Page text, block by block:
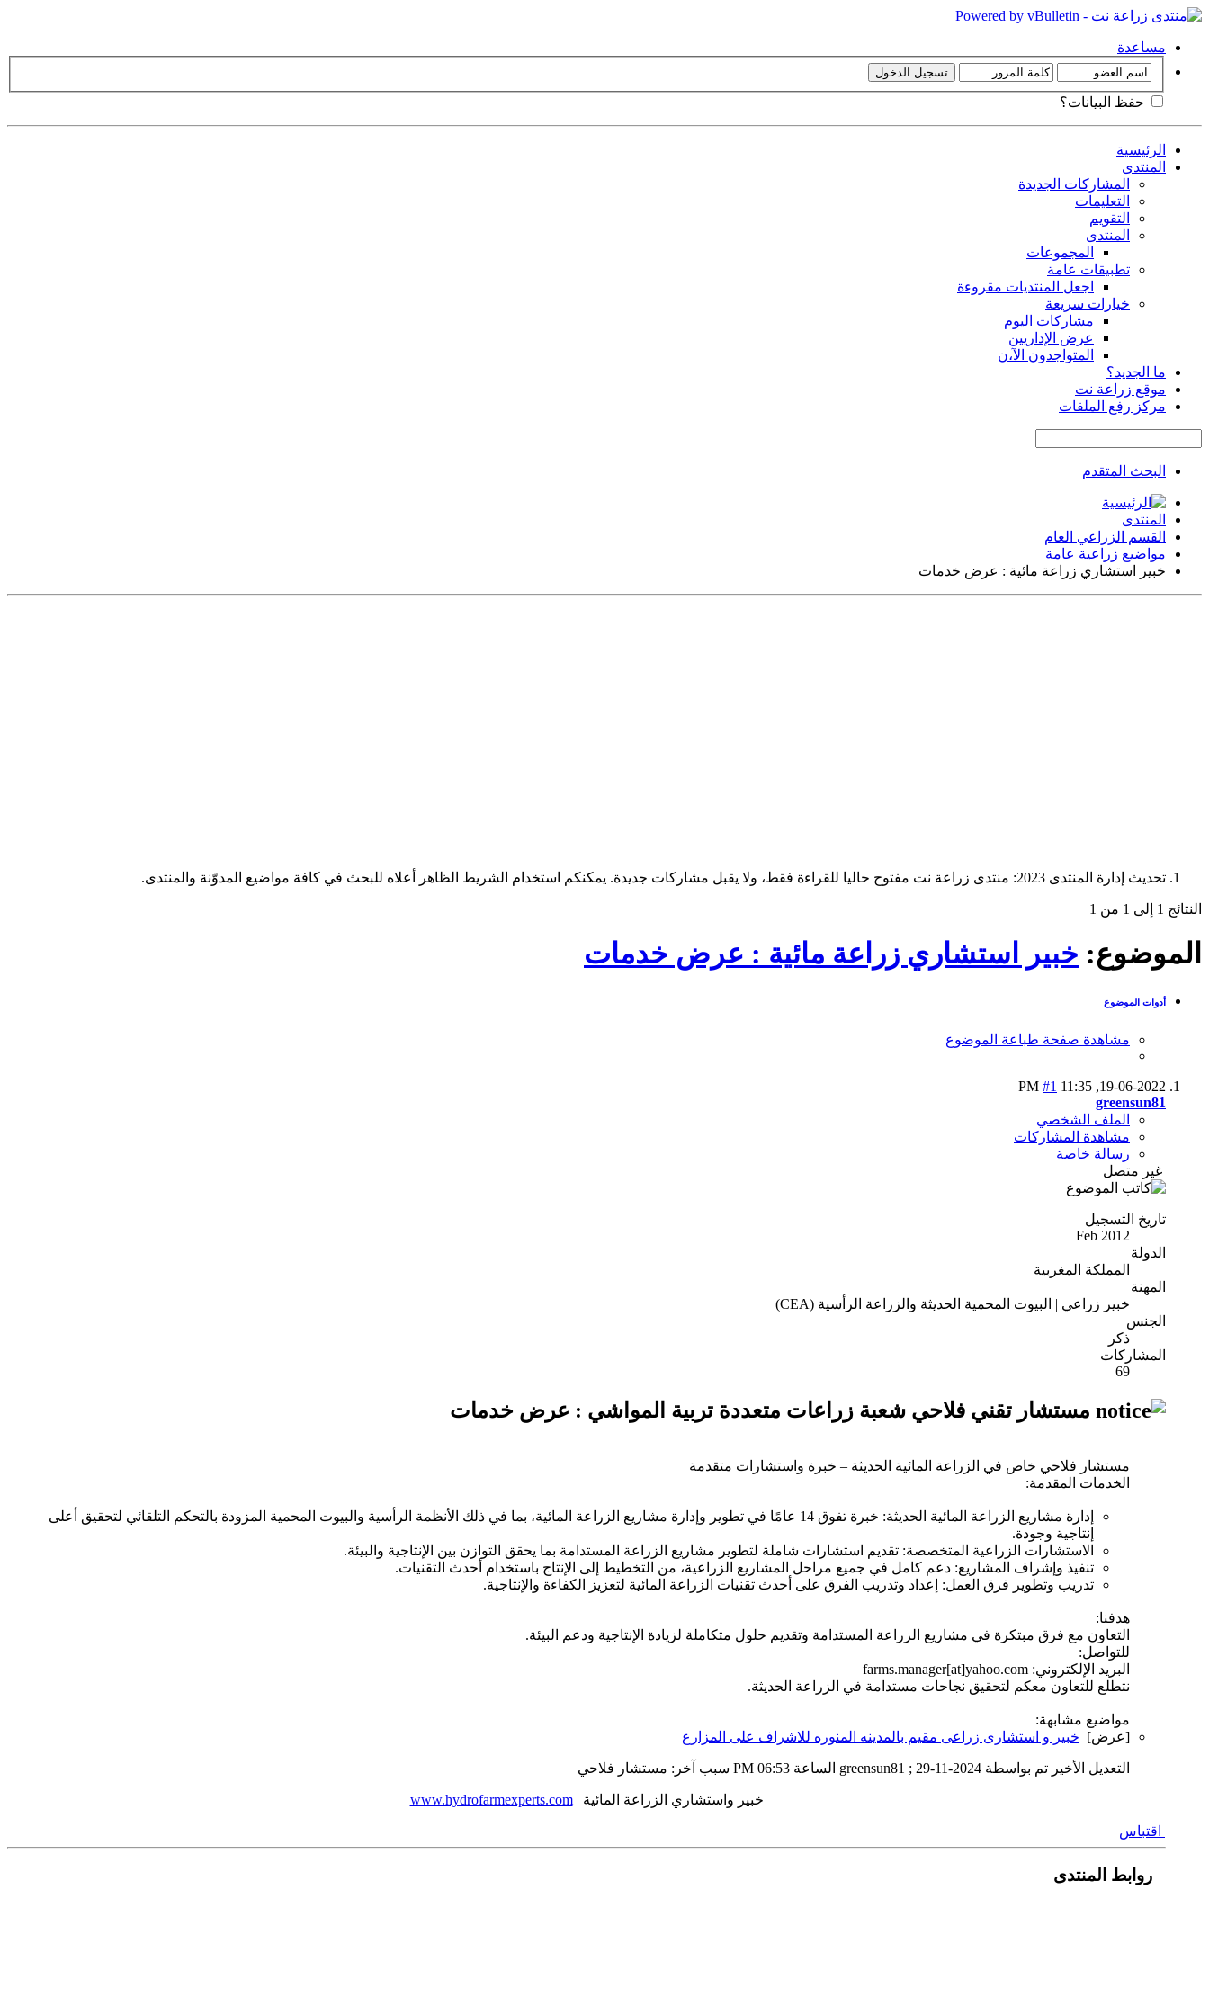
مساعدة
حفظ البيانات؟
الرئيسية
المنتدى
المشاركات الجديدة
التعليمات
التقويم
المنتدى
المجموعات
تطبيقات عامة
اجعل المنتديات مقروءة
خيارات سريعة
مشاركات اليوم
عرض الإداريين
المتواجدون الآ،ن
ما الجديد؟
موقع زراعة نت
مركز رفع الملفات
البحث المتقدم
المنتدى
القسم الزراعي العام
مواضيع زراعية عامة
خبير استشاري زراعة مائية : عرض خدمات
تحديث إدارة المنتدى 2023: منتدى زراعة نت مفتوح حاليا للقراءة فقط، ولا يقبل مشاركات جديدة. يمكنكم استخدام الشريط الظاهر أعلاه للبحث في كافة مواضيع المدوّنة والمنتدى.
النتائج 1 إلى 1 من 1
الموضوع: خبير استشاري زراعة مائية : عرض خدمات
أدوات الموضوع
مشاهدة صفحة طباعة الموضوع
19-06-2022,
11:35 PM
#1
greensun81
الملف الشخصي
مشاهدة المشاركات
رسالة خاصة
غير متصل
تاريخ التسجيل
Feb 2012
الدولة
المملكة المغربية
المهنة
خبير زراعي | البيوت المحمية الحديثة والزراعة الرأسية (CEA)
الجنس
ذكر
المشاركات
69
مستشار تقني فلاحي شعبة زراعات متعددة تربية المواشي : عرض خدمات
مستشار فلاحي خاص في الزراعة المائية الحديثة – خبرة واستشارات متقدمة
الخدمات المقدمة:
إدارة مشاريع الزراعة المائية الحديثة: خبرة تفوق 14 عامًا في تطوير وإدارة مشاريع الزراعة المائية، بما في ذلك الأنظمة الرأسية والبيوت المحمية المزودة بالتحكم التلقائي لتحقيق أعلى
إنتاجية وجودة.
الاستشارات الزراعية المتخصصة: تقديم استشارات شاملة لتطوير مشاريع الزراعة المستدامة بما يحقق التوازن بين الإنتاجية والبيئة.
تنفيذ وإشراف المشاريع: دعم كامل في جميع مراحل المشاريع الزراعية، من التخطيط إلى الإنتاج باستخدام أحدث التقنيات.
تدريب وتطوير فرق العمل: إعداد وتدريب الفرق على أحدث تقنيات الزراعة المائية لتعزيز الكفاءة والإنتاجية.
هدفنا:
التعاون مع فرق مبتكرة في مشاريع الزراعة المستدامة وتقديم حلول متكاملة لزيادة الإنتاجية ودعم البيئة.
للتواصل:
البريد الإلكتروني: farms.manager[at]yahoo.com
نتطلع للتعاون معكم لتحقيق نجاحات مستدامة في الزراعة الحديثة.
مواضيع مشابهة:
[عرض] خبير و استشارى زراعى مقيم بالمدينه المنوره للاشراف على المزارع
التعديل الأخير تم بواسطة greensun81 ; 29-11-2024 الساعة 06:53 PM سبب آخر: مستشار فلاحي
خبير واستشاري الزراعة المائية |www.hydrofarmexperts.com
اقتباس
روابط المنتدى